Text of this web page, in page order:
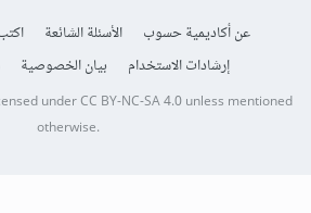
عن أكاديمية حسوب الأسئلة الشائعة
إرشادات الاستخدام
بيان الخصوصية
underCC BY-NC-SA 4.0unless mentioned
otherwise.